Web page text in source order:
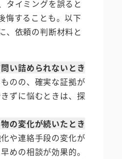
タイミングを誤ると
悔することも。以下
、依頼の判断材料と
い詰められないとき
のの、確実な証拠が
ずに悩むときは、探
の変化が続いたとき
や連絡手段の変化が
めの相談が効果的。